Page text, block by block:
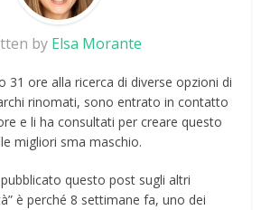
by Elsa Morante
31 ore alla ricerca di diverse opzioni di
rinomati, sono entrato in contatto
e li ha consultati per creare questo
migliori sma maschio.
questo post sugli altri
è perché 8 settimane fa, uno dei